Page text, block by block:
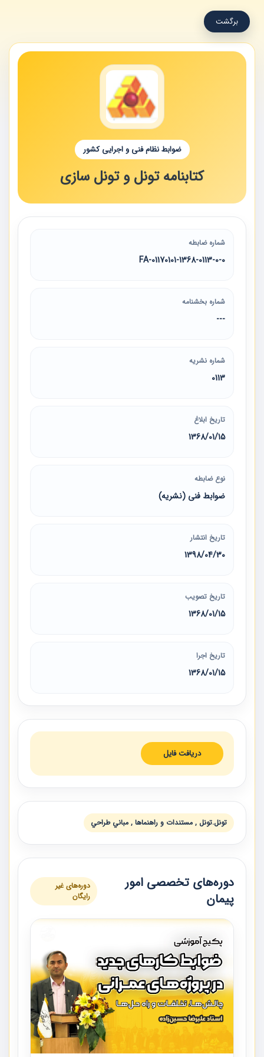
برگشت
ضوابط نظام فنی و اجرایی کشور
کتابنامه تونل و تونل سازی
شماره ضابطه
01170101-1368-0113-0-0-FA
شماره بخشنامه
---
شماره نشریه
0113
تاریخ ابلاغ
1368/01/15
نوع ضابطه
ضوابط فنی (نشریه)
تاریخ انتشار
1398/04/30
تاریخ تصویب
1368/01/15
تاریخ اجرا
1368/01/15
دریافت فایل
تونل.تونل , مستندات و راهنماها , مباني طراحي
دوره‌های تخصصی امور
پیمان
دوره‌های غیر
رایگان